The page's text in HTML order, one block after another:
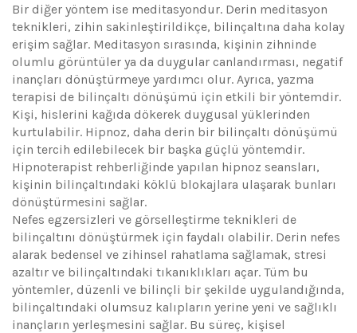
Bir diğer yöntem ise meditasyondur. Derin meditasyon
teknikleri, zihin sakinleştirildikçe, bilinçaltına daha kolay
erişim sağlar. Meditasyon sırasında, kişinin zihninde
olumlu görüntüler ya da duygular canlandırması, negatif
inançları dönüştürmeye yardımcı olur. Ayrıca, yazma
terapisi de bilinçaltı dönüşümü için etkili bir yöntemdir.
Kişi, hislerini kağıda dökerek duygusal yüklerinden
kurtulabilir. Hipnoz, daha derin bir bilinçaltı dönüşümü
için tercih edilebilecek bir başka güçlü yöntemdir.
Hipnoterapist rehberliğinde yapılan hipnoz seansları,
kişinin bilinçaltındaki köklü blokajlara ulaşarak bunları
dönüştürmesini sağlar.
Nefes egzersizleri ve görselleştirme teknikleri de
bilinçaltını dönüştürmek için faydalı olabilir. Derin nefes
alarak bedensel ve zihinsel rahatlama sağlamak, stresi
azaltır ve bilinçaltındaki tıkanıklıkları açar. Tüm bu
yöntemler, düzenli ve bilinçli bir şekilde uygulandığında,
bilinçaltındaki olumsuz kalıpların yerine yeni ve sağlıklı
inançların yerleşmesini sağlar. Bu süreç, kişisel